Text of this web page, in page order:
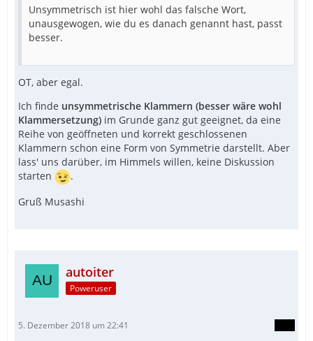
Unsymmetrisch ist hier wohl das falsche Wort,
unausgewogen, wie du es danach genannt hast, passt
besser.
OT, aber egal.
Ich finde unsymmetrische Klammern (besser wäre wohl
Klammersetzung) im Grunde ganz gut geeignet, da eine
Reihe von geöffneten und korrekt geschlossenen
Klammern schon eine Form von Symmetrie darstellt. Aber
lass' uns darüber, im Himmels willen, keine Diskussion
starten
.
Gruß Musashi
autoiter
Poweruser
5. Dezember 2018 um 22:41